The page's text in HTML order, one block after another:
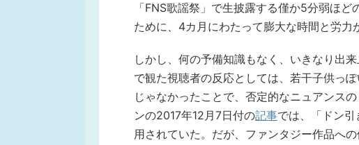
「FNS歌謡祭」で生披露する僅か5分弱ほ
ために、4カ月にわたって膨大な時間と労力
しかし、何の予備知識もなく、いきなり出
で観た視聴者の反応としては、若干子供っ
じゃなかったことで、否定的なニュアンス
ンの2017年12月7日付の記事では、「ドン
用されていた。だが、ファンタジー作品へ